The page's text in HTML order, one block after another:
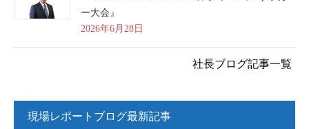
ー大会』
2026年6月28日
社長ブログ記事一覧
現場レポートブログ最新記事